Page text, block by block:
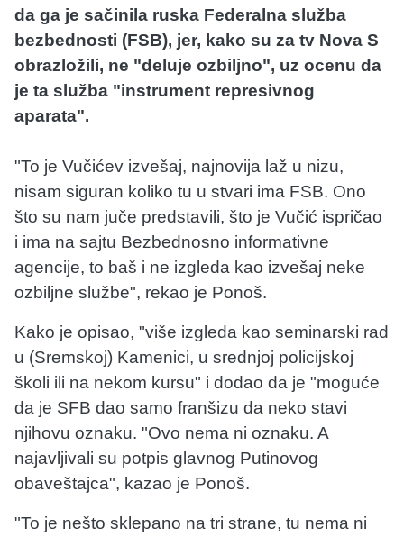
da ga je sačinila ruska Federalna služba
bezbednosti (FSB), jer, kako su za tv Nova S
obrazložili, ne "deluje ozbiljno", uz ocenu da
je ta služba "instrument represivnog
aparata".
"To je Vučićev izvešaj, najnovija laž u nizu,
nisam siguran koliko tu u stvari ima FSB. Ono
što su nam juče predstavili, što je Vučić ispričao
i ima na sajtu Bezbednosno informativne
agencije, to baš i ne izgleda kao izvešaj neke
ozbiljne službe", rekao je Ponoš.
Kako je opisao, "više izgleda kao seminarski rad
u (Sremskoj) Kamenici, u srednjoj policijskoj
školi ili na nekom kursu" i dodao da je "moguće
da je SFB dao samo franšizu da neko stavi
njihovu oznaku. "Ovo nema ni oznaku. A
najavljivali su potpis glavnog Putinovog
obaveštajca", kazao je Ponoš.
"To je nešto sklepano na tri strane, tu nema ni